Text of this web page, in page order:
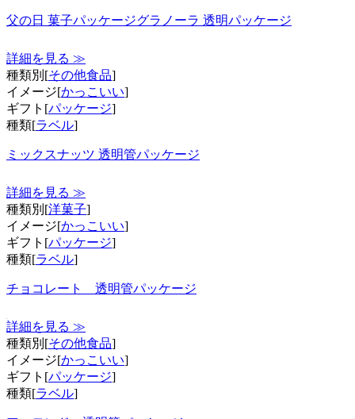
父の日 菓子パッケージグラノーラ 透明パッケージ
詳細を見る ≫
種類別[その他食品]
イメージ[かっこいい]
ギフト[パッケージ]
種類[ラベル]
ミックスナッツ 透明管パッケージ
詳細を見る ≫
種類別[洋菓子]
イメージ[かっこいい]
ギフト[パッケージ]
種類[ラベル]
チョコレート 透明管パッケージ
詳細を見る ≫
種類別[その他食品]
イメージ[かっこいい]
ギフト[パッケージ]
種類[ラベル]